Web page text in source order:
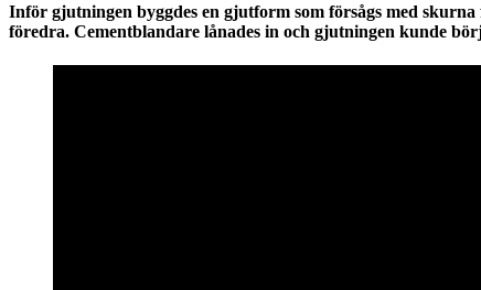
Inför gjutningen byggdes en gjutform som försågs med
föredra. Cementblandare lånades in och gjutningen kunde